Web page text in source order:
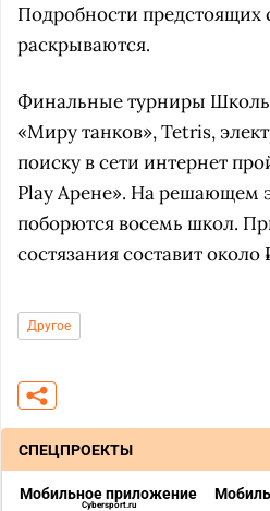
Подробности предстоящих
раскрываются.
Финальные турниры
«Миру танков», Tetris,
поиску в сети интернет
Play Арене». На решающем
поборются восемь школ.
состязания составит около
Другое
СПЕЦПРОЕКТЫ
Мобильное приложение
Cybersport.ru